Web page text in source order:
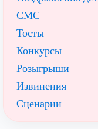
СМС
Тосты
Конкурсы
Розыгрыши
Извинения
Сценарии